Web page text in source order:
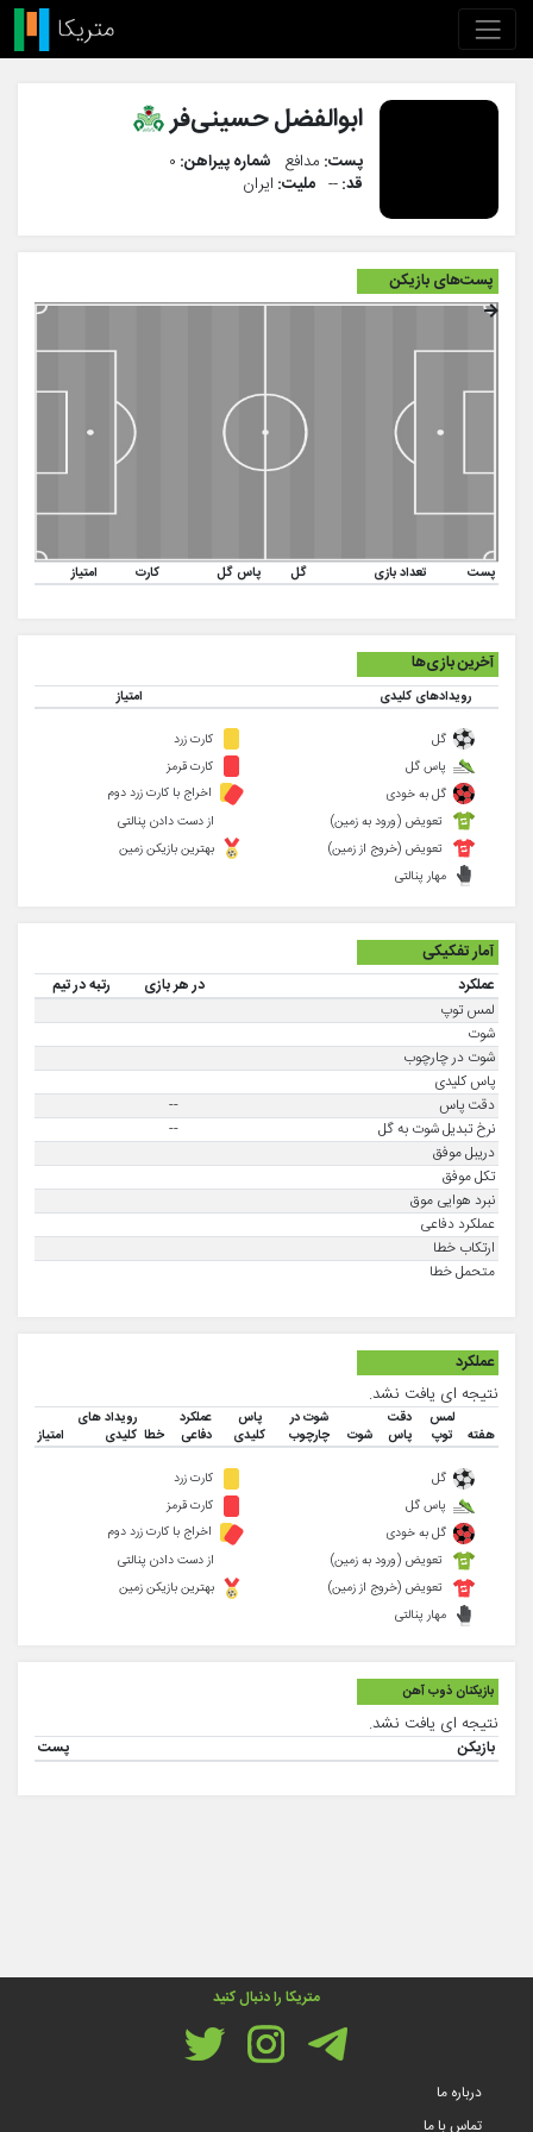
ابوالفضل حسینی‌فر
پست: مدافع شماره پیراهن: ۰
قد:-- ملیت: ایران
پست‌های بازیکن
پست تعداد بازی گل پاس گل کارت امتیاز
آخرین بازی‌ها
رویدادهای کلیدی امتیاز
گل
پاس گل
گل به خودی
کارت زرد
کارت قرمز
اخراج با کارت زرد دوم
تعویض (ورود به زمین)
تعویض (خروج از زمین)
مهار پنالتی
از دست دادن پنالتی
بهترین بازیکن زمین
آمار تفکیکی
عملکرد در هر بازی
رتبه در تیم
لمس توپ
شوت
شوت در چارچوب
پاس کلیدی
دقت پاس
--
نرخ تبدیل شوت به گل
--
دریبل موفق
تکل موفق
نبرد هوایی موق
عملکرد دفاعی
ارتکاب خطا
متحمل خطا
عملکرد
نتیجه ای یافت نشد.
هفته
لمس
توپ
دقت
پاس
شوت
شوت در
چارچوب
پاس
کلیدی
عملکرد
دفاعی
خطا
رویداد های
کلیدی
امتیاز
گل
پاس گل
گل به خودی
کارت زرد
کارت قرمز
اخراج با کارت زرد دوم
تعویض (ورود به زمین)
تعویض (خروج از زمین)
مهار پنالتی
از دست دادن پنالتی
بهترین بازیکن زمین
بازیکنان ذوب آهن
نتیجه ای یافت نشد.
بازیکن پست
متریکا را دنبال کنید
درباره ما
تماس با ما